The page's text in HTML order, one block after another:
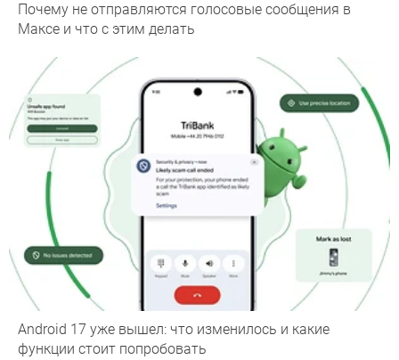
Почему не отправляются голосовые сообщения в
Максе и что с этим делать
Android 17 уже вышел: что изменилось и какие
функции стоит попробовать